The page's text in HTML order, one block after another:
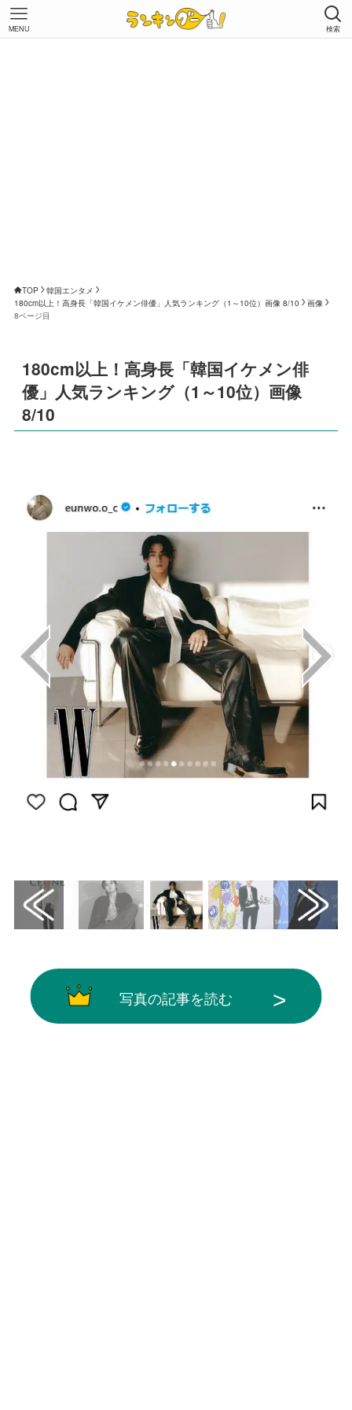
検索
MENU
TOP
韓国エンタメ
180cm以上！高身長「韓国イケメン俳優」人気ランキング（1～10位）画像 8/10
画像
8ページ目
180cm以上！高身長「韓国イケメン俳
優」人気ランキング（1～10位）画像
8/10
写真の記事を読む